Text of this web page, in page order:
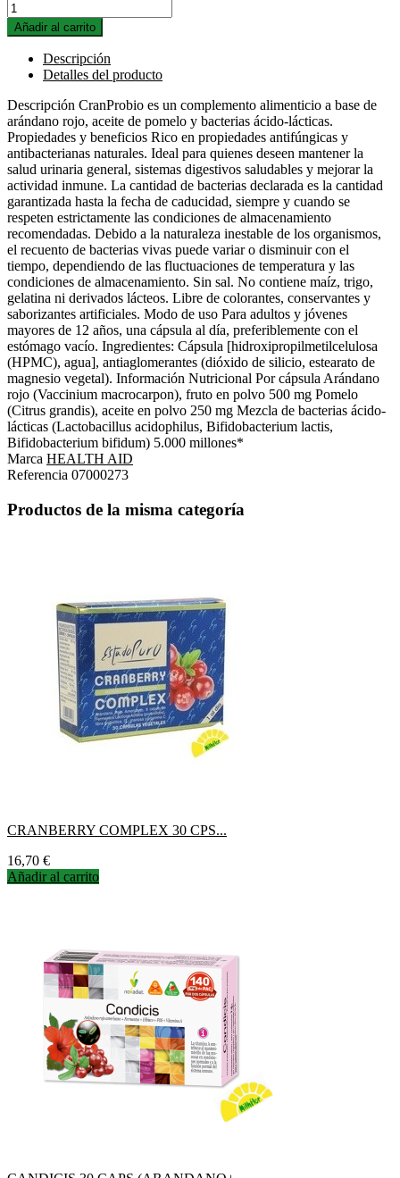
Añadir al carrito
Descripción
Detalles del producto
Descripción CranProbio es un complemento alimenticio a base de
arándano rojo, aceite de pomelo y bacterias ácido-lácticas.
Propiedades y beneficios Rico en propiedades antifúngicas y
antibacterianas naturales. Ideal para quienes deseen mantener la
salud urinaria general, sistemas digestivos saludables y mejorar la
actividad inmune. La cantidad de bacterias declarada es la cantidad
garantizada hasta la fecha de caducidad, siempre y cuando se
respeten estrictamente las condiciones de almacenamiento
recomendadas. Debido a la naturaleza inestable de los organismos,
el recuento de bacterias vivas puede variar o disminuir con el
tiempo, dependiendo de las fluctuaciones de temperatura y las
condiciones de almacenamiento. Sin sal. No contiene maíz, trigo,
gelatina ni derivados lácteos. Libre de colorantes, conservantes y
saborizantes artificiales. Modo de uso Para adultos y jóvenes
mayores de 12 años, una cápsula al día, preferiblemente con el
estómago vacío. Ingredientes: Cápsula [hidroxipropilmetilcelulosa
(HPMC), agua], antiaglomerantes (dióxido de silicio, estearato de
magnesio vegetal). Información Nutricional Por cápsula Arándano
rojo (Vaccinium macrocarpon), fruto en polvo 500 mg Pomelo
(Citrus grandis), aceite en polvo 250 mg Mezcla de bacterias ácido-
lácticas (Lactobacillus acidophilus, Bifidobacterium lactis,
Bifidobacterium bifidum) 5.000 millones*
Marca HEALTH AID
Referencia 07000273
Productos de la misma categoría
CRANBERRY COMPLEX 30 CPS...
Precio
16,70 €
Añadir al carrito